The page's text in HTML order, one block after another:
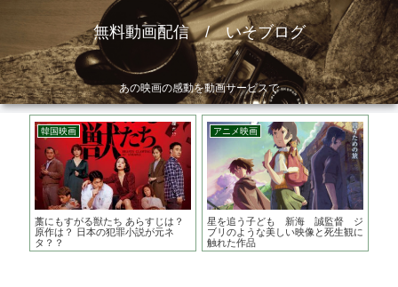
無料動画配信 / いそブログ
あの映画の感動を動画サービスで
韓国映画
藁にもすがる獣たち あらすじは？
原作は？ 日本の犯罪小説が元ネ
タ？？
アニメ映画
星を追う子ども 新海 誠監督 ジ
ブリのような美しい映像と死生観に
触れた作品